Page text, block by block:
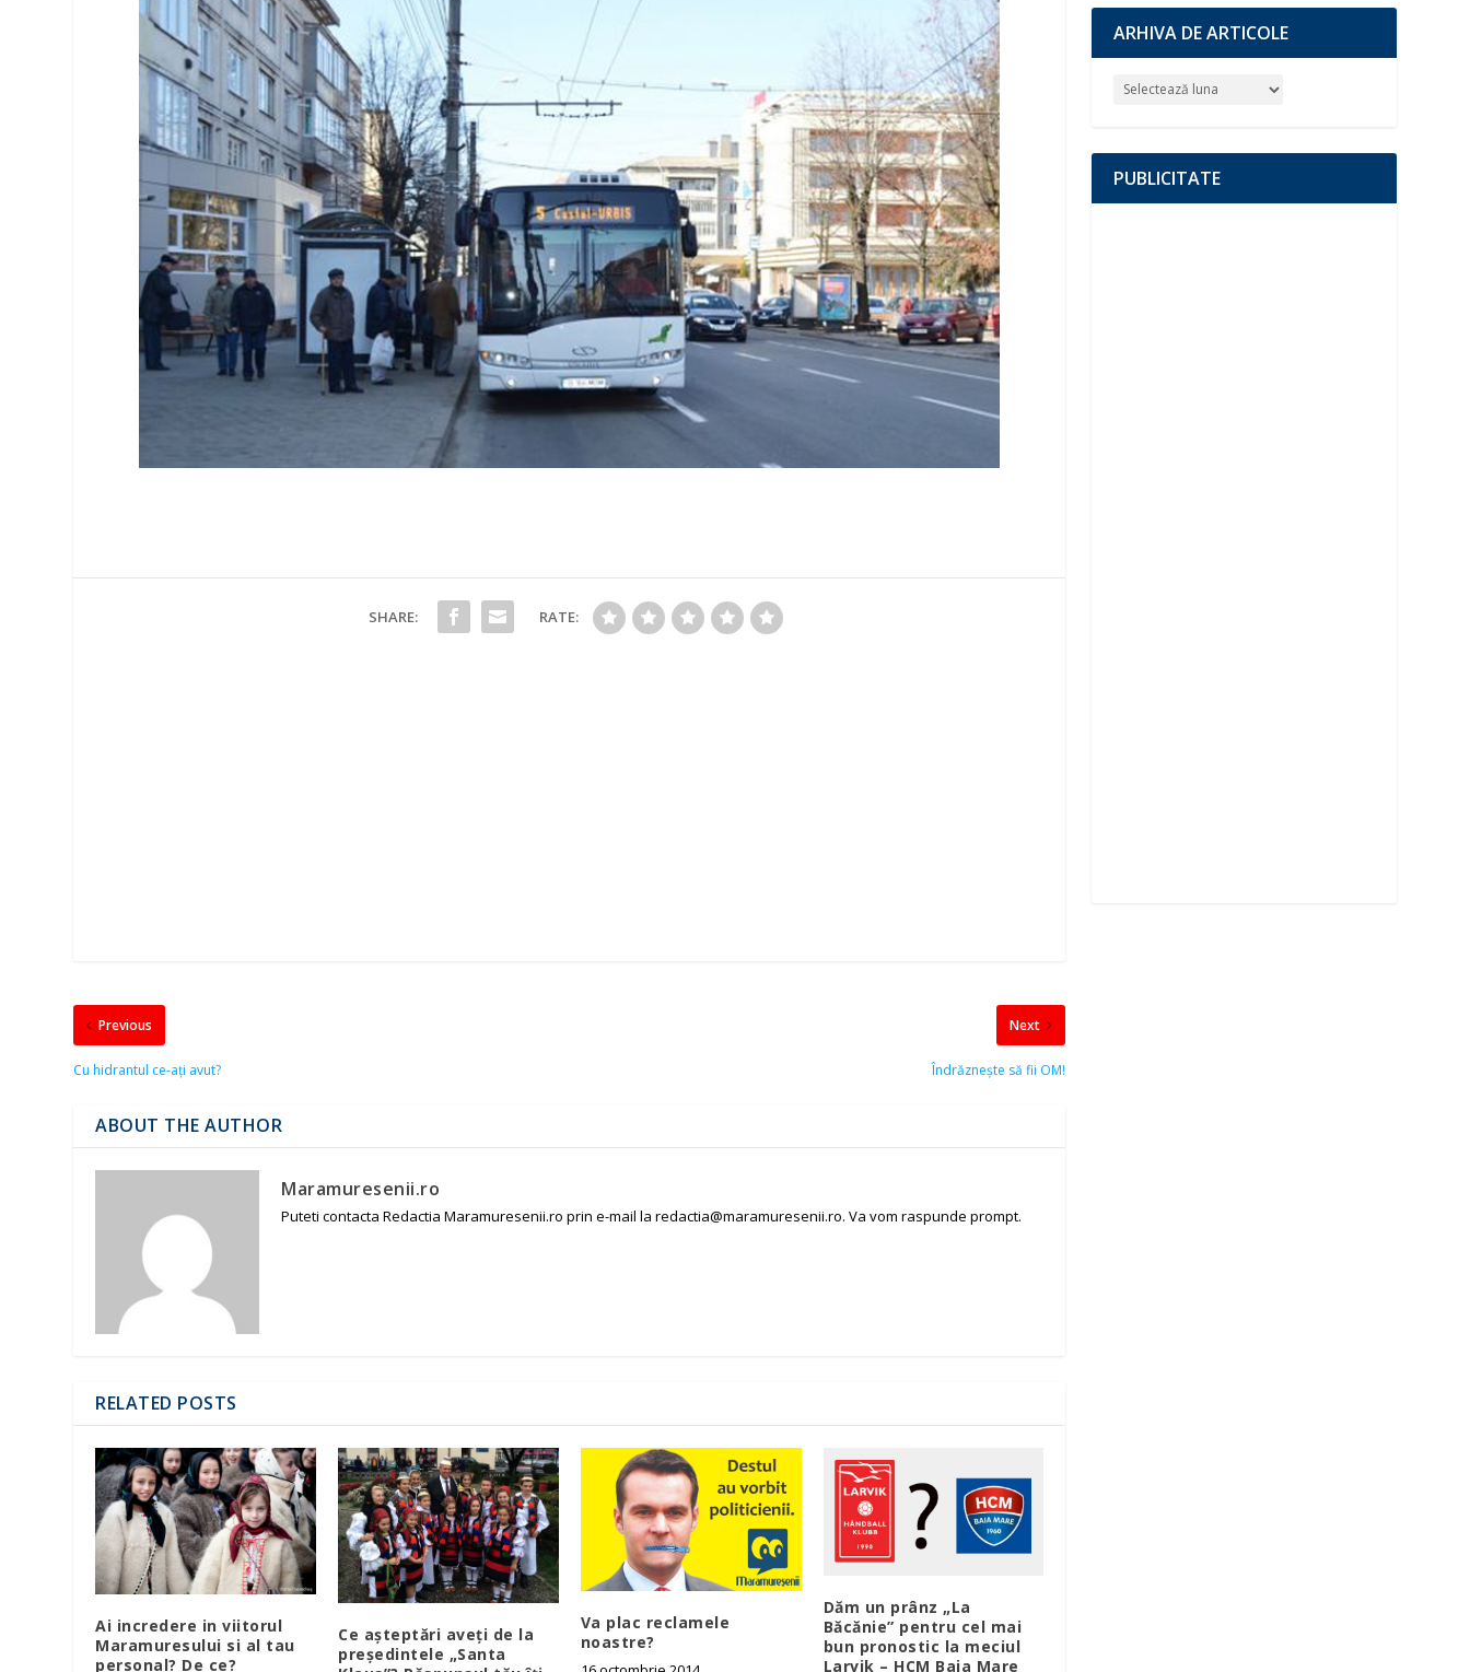
SHARE: RATE:
Previous
Cu hidrantul ce-ați avut?
Next
Îndrăznește să fii OM!
ABOUT THE AUTHOR
Maramuresenii.ro
Puteti contacta Redactia Maramuresenii.ro prin e-mail la redactia@maramuresenii.ro. Va vom raspunde prompt.
RELATED POSTS
Ai incredere in viitorul
Maramuresului si al tau
personal? De ce?
Ce așteptări aveți de la
președintele „Santa
Va plac reclamele
noastre?
Dăm un prânz „La
Băcănie” pentru cel mai
bun pronostic la meciul
Larvik – HCM Baia Mare
ARHIVA DE ARTICOLE
PUBLICITATE